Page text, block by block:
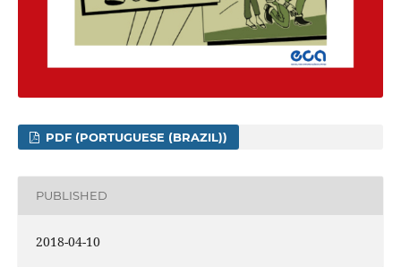
PDF (PORTUGUESE (BRAZIL))
PUBLISHED
2018-04-10